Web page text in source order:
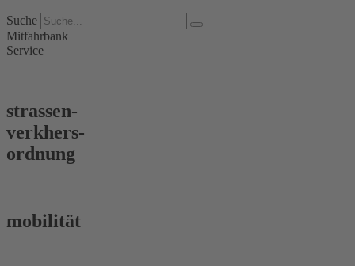
Suche
Mitfahrbank
Service
strassen-
verkhers-
ordnung
mobilität